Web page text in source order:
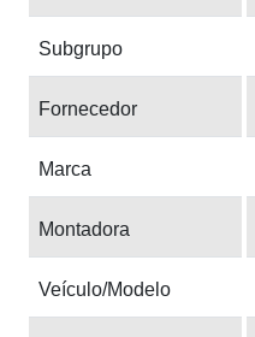
Subgrupo
Fornecedor
Marca
Montadora
Veículo/Modelo